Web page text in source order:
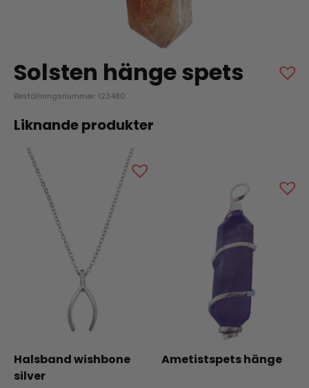
Solsten hänge spets
Beställningsnummer: 123480
Liknande produkter
Halsband wishbone
silver
Ametistspets hänge